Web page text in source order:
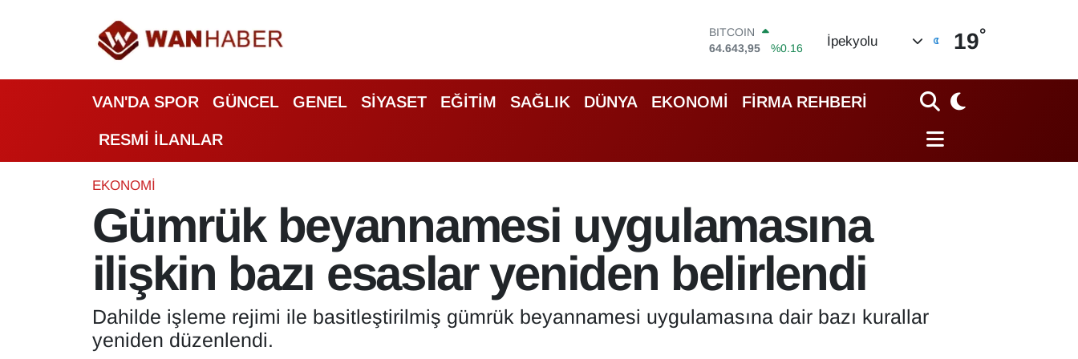
BITCOIN
64.643,95
%0.16
47,6704
%0
EURO
55,0406
%-0.08
GRAM ALTIN
İpekyolu 19°
VAN'DA SPOR GÜNCEL GENEL SİYASET EĞİTİM SAĞLIK DÜNYA EKONOMİ FİRMA REHBERİ
RESMİ İLANLAR
EKONOMİ
Gümrük beyannamesi uygulamasına
ilişkin bazı esaslar yeniden belirlendi
Dahilde işleme rejimi ile basitleştirilmiş gümrük beyannamesi uygulamasına dair bazı kurallar
yeniden düzenlendi.
ASAYİŞ
BİLİM VE TEKNOLOJİ
Biyografi
Bölge Haberleri
Deprem
Dernekler, Odalar
Van Nöbetçi Eczaneler
Van Hava Durumu
Van Namaz Vakitleri
Van Trafik Yoğunluk Haritası
Süper Lig Puan Durumu ve Fikstür
Tüm Manşetler
Son Dakika Haberleri
Haber Arşivi